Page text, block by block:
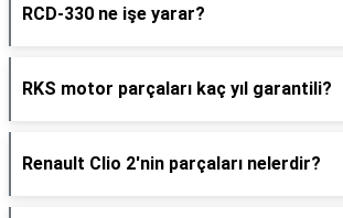
RCD-330 ne işe yarar?
RKS motor parçaları kaç yıl garantili?
Renault Clio 2'nin parçaları nelerdir?